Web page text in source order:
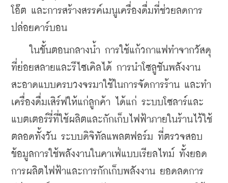
โอ๊ต และการสร้างสรรค์เมนูเครื่องดื่มที่ช่วยลดการ
ปล่อยคาร์บอน
ในขั้นตอนกลางน้ำ การใช้แก้วกาแฟทำจากวัสดุ
ที่ย่อยสลายและรีไซเคิลได้ การนำโซลูชันพลังงาน
สะอาดแบบครบวงจรมาใช้ในการจัดการร้าน และทำ
เครื่องดื่มเสิร์ฟให้แก่ลูกค้า ได้แก่ ระบบโซลาร์และ
แบตเตอร์รี่ที่ใช้ผลิตและกักเก็บไฟฟ้าภายในร้านไว้ใช้
ตลอดทั้งวัน ระบบดิจิทัลแพลตฟอร์ม ที่ตรวจสอบ
ข้อมูลการใช้พลังงานในคาเฟ่แบบเรียลไทม์ ทั้งยอด
การผลิตไฟฟ้าและการกักเก็บพลังงาน ยอดลดการ